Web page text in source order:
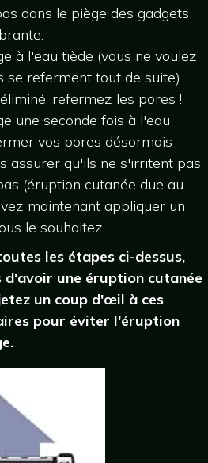
dans le piège des gadgets
à l'eau tiède (vous ne voulez
se referment tout de suite).
refermez les pores !
une seconde fois à l'eau
vos pores désormais
assurer qu'ils ne s'irritent pas
(éruption cutanée due au
maintenant appliquer un
le souhaitez.
les étapes ci-dessus,
une éruption cutanée
un coup d'œil à ces
pour éviter l'éruption